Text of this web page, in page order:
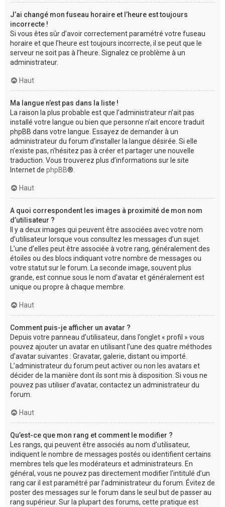
J’ai changé mon fuseau horaire et l’heure est toujours
incorrecte !
Si vous êtes sûr d’avoir correctement paramétré votre fuseau
horaire et que l’heure est toujours incorrecte, il se peut que le
serveur ne soit pas à l’heure. Signalez ce problème à un
administrateur.
Haut
Ma langue n’est pas dans la liste !
La raison la plus probable est que l’administrateur n’ait pas
installé votre langue ou bien que personne n’ait encore traduit
phpBB dans votre langue. Essayez de demander à un
administrateur du forum d’installer la langue désirée. Si elle
n’existe pas, n’hésitez pas à créer et partager une nouvelle
traduction. Vous trouverez plus d’informations sur le site
Internet de phpBB®.
Haut
A quoi correspondent les images à proximité de mon nom
d’utilisateur ?
Il y a deux images qui peuvent être associées avec votre nom
d’utilisateur lorsque vous consultez les messages d’un sujet.
L’une d’elles peut être associée à votre rang, généralement des
étoiles ou des blocs indiquant votre nombre de messages ou
votre statut sur le forum. La seconde image, souvent plus
grande, est connue sous le nom d’avatar et généralement est
unique ou propre à chaque membre.
Haut
Comment puis-je afficher un avatar ?
Depuis votre panneau d’utilisateur, dans l’onglet « profil » vous
pouvez ajouter un avatar en utilisant l’une des quatre méthodes
d’avatar suivantes : Gravatar, galerie, distant ou importé.
L’administrateur du forum peut activer ou non les avatars et
décider de la manière dont ils sont mis à disposition. Si vous ne
pouvez pas utiliser d’avatar, contactez un administrateur du
forum.
Haut
Qu’est-ce que mon rang et comment le modifier ?
Les rangs, qui peuvent être associés au nom d’utilisateur,
indiquent le nombre de messages postés ou identifient certains
membres tels que les modérateurs et administrateurs. En
général, vous ne pouvez pas directement modifier l’intitulé d’un
rang car il est paramétré par l’administrateur du forum. Évitez de
poster des messages sur le forum dans le seul but de passer au
rang supérieur. Sur la plupart des forums, cette pratique est